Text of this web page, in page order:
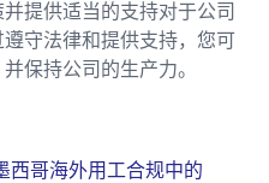
提供适当的支持对于公司
守法律和提供支持，您可
保持公司的生产力。
西哥海外用工合规中的